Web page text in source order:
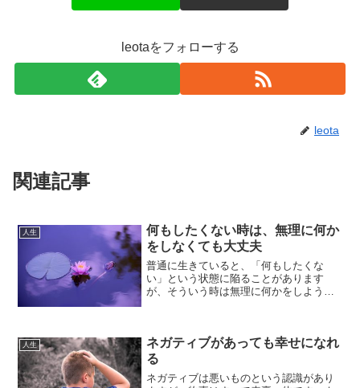
leotaをフォローする
leota
関連記事
人生
何もしたくない時は、無理に何か
をしなくても大丈夫
普通に生きていると、「何もしたくな
い」という状態に陥ることがあります
が、そういう時は無理に何かをしようと
ているサインです。頑張り屋の方...
人生
ネガティブがあっても幸せになれ
る
ネガティブは悪いものという認識があり